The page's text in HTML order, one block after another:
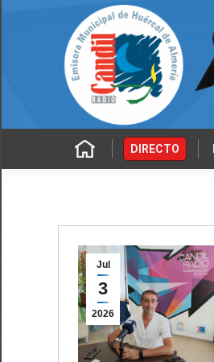
DIRECTO
Jul
3
2026